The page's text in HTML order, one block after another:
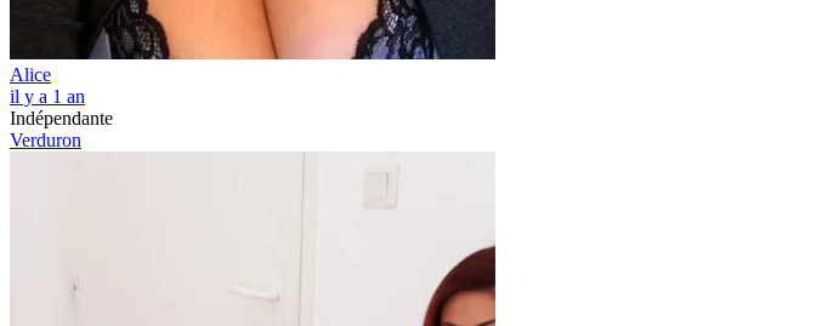
Alice
il y a 1 an
Indépendante
Verduron